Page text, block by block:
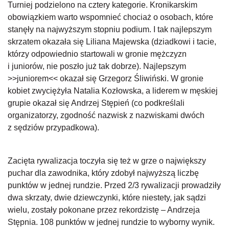
Turniej podzielono na cztery kategorie. Kronikarskim
obowiązkiem warto wspomnieć chociaż o osobach, które
stanęły na najwyższym stopniu podium. I tak najlepszym
skrzatem okazała się Liliana Majewska (dziadkowi i tacie,
którzy odpowiednio startowali w gronie mężczyzn
i juniorów, nie poszło już tak dobrze). Najlepszym
>>juniorem<< okazał się Grzegorz Śliwiński. W gronie
kobiet zwyciężyła Natalia Kozłowska, a liderem w męskiej
grupie okazał się Andrzej Stępień (co podkreślali
organizatorzy, zgodność nazwisk z nazwiskami dwóch
z sędziów przypadkowa).
Zacięta rywalizacja toczyła się też w grze o największy
puchar dla zawodnika, który zdobył najwyższą liczbę
punktów w jednej rundzie. Przed 2/3 rywalizacji prowadziły
dwa skrzaty, dwie dziewczynki, które niestety, jak sądzi
wielu, zostały pokonane przez rekordzistę – Andrzeja
Stępnia. 108 punktów w jednej rundzie to wyborny wynik.